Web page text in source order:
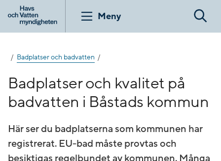
till
innehåll
Meny Sök
Badplatser och badvatten
Badplatser och kvalitet på
badvatten i Båstads kommun
Här ser du badplatserna som kommunen har
registrerat. EU-bad måste provtas och